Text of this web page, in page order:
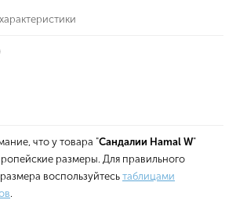
что у товара "Сандалии Hamal W"
размеры. Для правильного
воспользуйтесь таблицами
.